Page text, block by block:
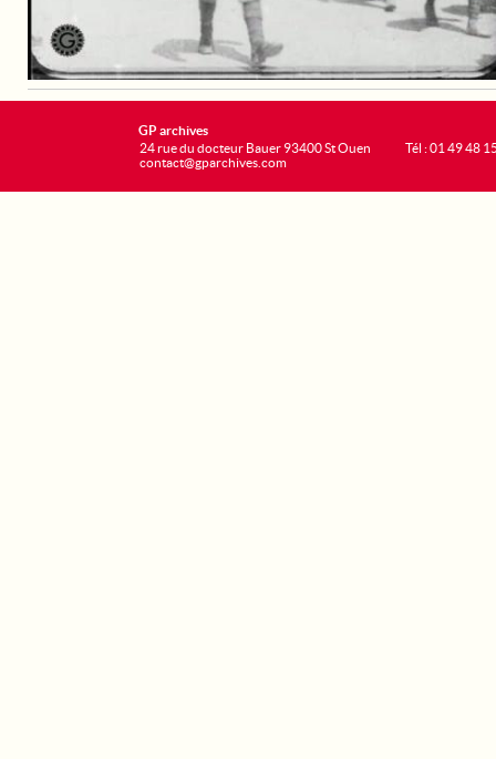
GP archives
24 rue du docteur Bauer 93400 St Ouen
contact@gparchives.com
Tél : 01 49 48